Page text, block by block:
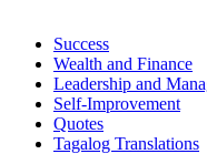
Success
Wealth and Finance
Leadership and
Self-Improvement
Quotes
Tagalog Translations